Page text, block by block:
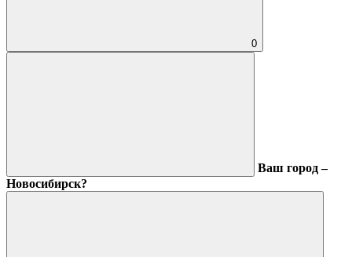
0
Ваш город –
Новосибирск?